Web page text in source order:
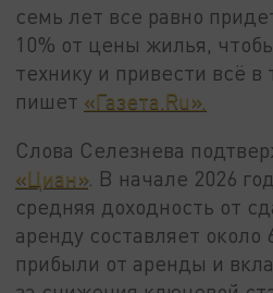
семь лет все равно
10% от цены жилья,
технику и привести всё в
пишет «Газета.Ru».
Слова Селезнева
«Циан» . В начале 2026
средняя доходность от
аренду составляет около
прибыли от аренды и